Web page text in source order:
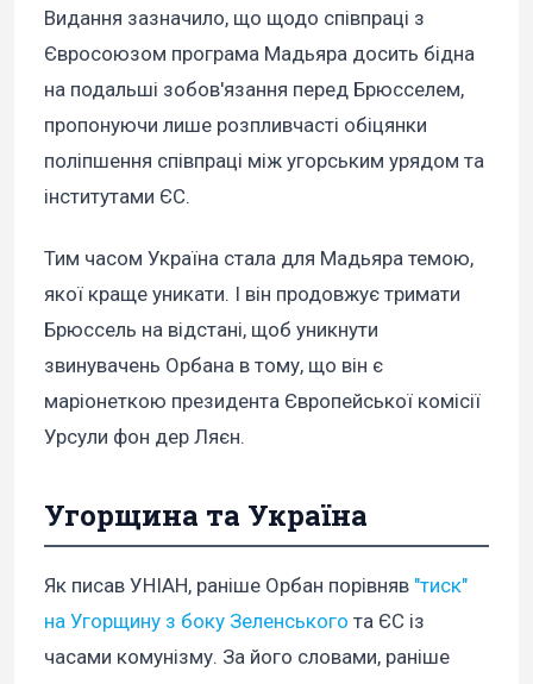
Видання зазначило, що щодо співпраці з
Євросоюзом програма Мадьяра досить бідна
на подальші зобов'язання перед Брюсселем,
пропонуючи лише розпливчасті обіцянки
поліпшення співпраці між угорським урядом та
інститутами ЄС.
Тим часом Україна стала для Мадьяра темою,
якої краще уникати. І він продовжує тримати
Брюссель на відстані, щоб уникнути
звинувачень Орбана в тому, що він є
маріонеткою президента Європейської комісії
Урсули фон дер Ляєн.
Угорщина та Україна
Як писав УНІАН, раніше Орбан порівняв "тиск"
на Угорщину з боку Зеленського та ЄС із
часами комунізму. За його словами, раніше